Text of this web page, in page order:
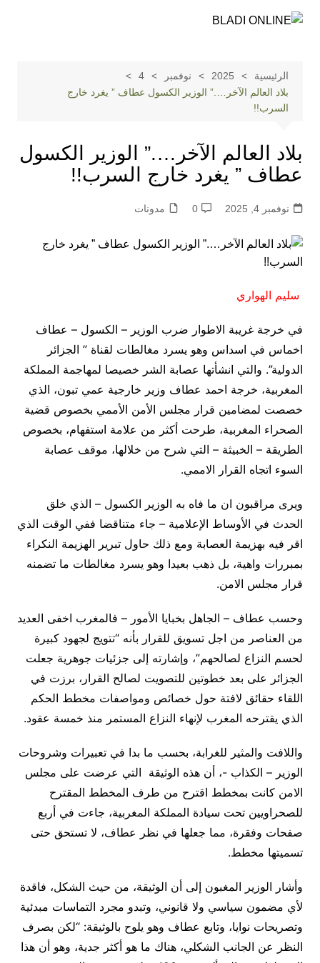
الرئيسية 2025 نوفمبر
4
بلاد العالم الآخر….” الوزير الكسول عطاف ” يغرد خارج
السرب!!
بلاد العالم الآخر….” الوزير الكسول
عطاف ” يغرد خارج السرب!!
نوفمبر 4, 2025 0 مدونات
سليم الهواري
في خرجة غريبة الاطوار ضرب الوزير – الكسول – عطاف
اخماس في اسداس وهو يسرد مغالطات لقناة ” الجزائر
الدولية”. والتي انشأتها عصابة الشر خصيصا لمهاجمة المملكة
المغربية، خرجة احمد عطاف وزير خارجية عمي تبون، الذي
خصصت لمضامين قرار مجلس الأمن الأممي بخصوص قضية
الصحراء المغربية، طرحت أكثر من علامة استفهام، بخصوص
الطريقة – الخبيثة – التي شرح من خلالها، موقف عصابة
السوء اتجاه القرار الاممي.
ويرى مراقبون ان ما فاه به الوزير الكسول – الذي خلق
الحدث في الأوساط الإعلامية – جاء متناقضا ففي الوقت الذي
اقر فيه بهزيمة العصابة ومع ذلك حاول تبرير الهزيمة النكراء
بمبررات واهية، بل ذهب بعيدا وهو يسرد مغالطات ما تضمنه
قرار مجلس الامن.
وحسب عطاف – الجاهل بخبايا الأمور – فالمغرب اخفى العديد
من العناصر من اجل تسويق للقرار بأنه “تتويج لجهود كبيرة
لحسم النزاع لصالحهم”، وإشارته إلى جزئيات جوهرية جعلت
الجزائر على بعد خطوتين للتصويت لصالح القرار، برزت في
اللقاء حقائق لافتة حول خصائص ومواصفات مخطط الحكم
الذي يقترحه المغرب لإنهاء النزاع المستمر منذ خمسة عقود.
واللافت والمثير للغرابة، بحسب ما بدا في تعبيرات وشروحات
الوزير – الكذاب -، أن هذه الوثيقة التي عرضت على مجلس
الامن كانت بمخطط اقترح من طرف المخطط المقترح
للصحراويين تحت سيادة المملكة المغربية، جاءت في أربع
صفحات وفقرة، مما جعلها في نظر عطاف، لا تستحق حتى
تسميتها مخطط.
وأشار الوزير المغبون إلى أن الوثيقة، من حيث الشكل، فاقدة
لأي مضمون سياسي ولا قانوني، وتبدو مجرد التماسات مبدئية
وتصريحات نوايا، وتابع عطاف وهو يلوح بالوثيقة: “لكن بصرف
النظر عن الجانب الشكلي، هناك ما هو أكثر جدية، وهو أن هذا